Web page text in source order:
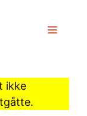
MENY
ikke